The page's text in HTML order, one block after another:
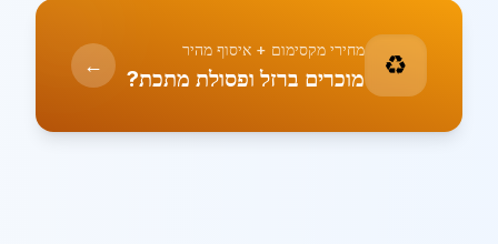
♻️ מחירי מקסימום + איסוף מהיר
מוכרים ברזל ופסולת מתכת? ←